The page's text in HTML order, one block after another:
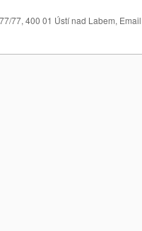
77, 400 01 Ústí nad Labem,